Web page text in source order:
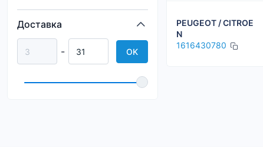
Доставка
- OK
PEUGEOT / CITROE
N
1616430780